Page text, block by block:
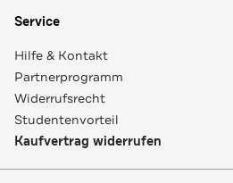
Service
Hilfe & Kontakt
Partnerprogramm
Widerrufsrecht
Studentenvorteil
Kaufvertrag widerrufen